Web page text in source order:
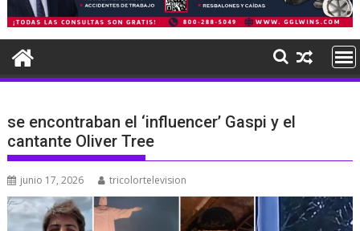
se encontraban el ‘influencer’ Gaspi y el
cantante Oliver Tree
junio 17, 2026 tricolortelevision